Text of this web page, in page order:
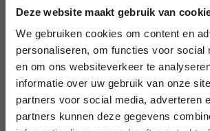
Deze website maakt gebruik van
We gebruiken cookies om content en
personaliseren, om functies voor social
en om ons websiteverkeer te
informatie over uw gebruik van onze
partners voor social media, adverteren
partners kunnen deze gegevens
Afhalen en bezorgen
Locaties
Nieuws
Goede doelen
Contact